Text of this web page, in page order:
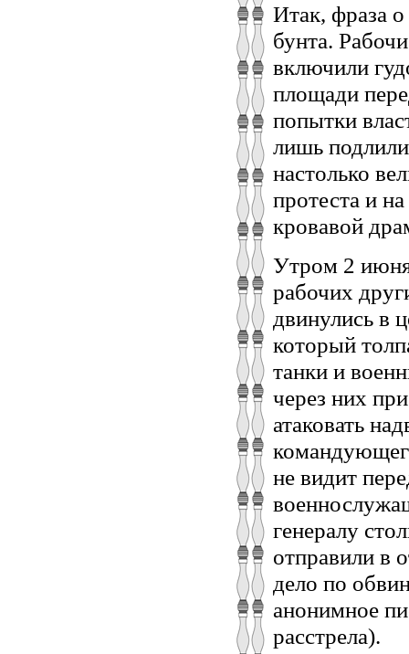
Итак, фраза
бунта.
включили
площади
попытки
лишь
настолько
протеста и
кровавой
Утром 2
рабочих
двинулись в
который
танки и
через них
атаковать
не видит
генералу
отправили в
дело по
анонимное
расстрела).